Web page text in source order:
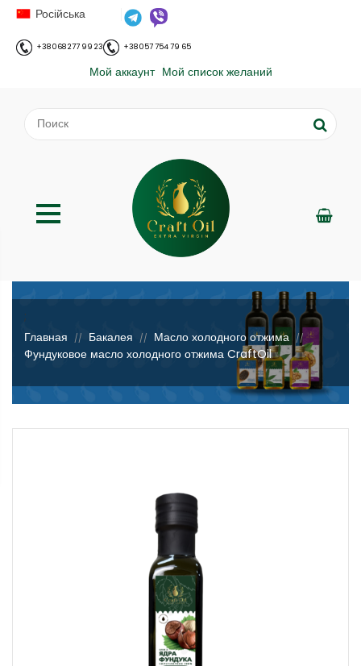
Російська
+38 068 277 99 23 +38 057 754 79 65
Мой аккаунт Мой список желаний
;
Главная
// Бакалея // Масло холодного отжима //
Фундуковое масло холодного отжима CraftOil